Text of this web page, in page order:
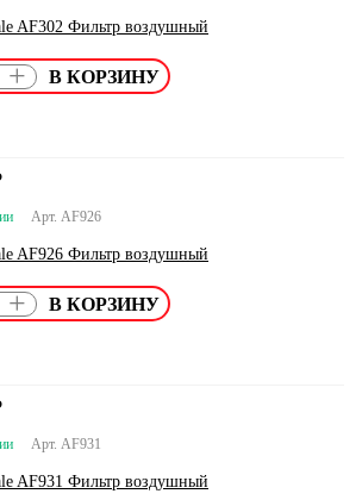
AF302 Фильтр воздушный
+
Арт. AF926
AF926 Фильтр воздушный
+
Арт. AF931
AF931 Фильтр воздушный